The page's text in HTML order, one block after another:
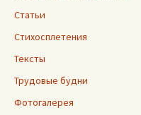
Статьи
Стихосплетения
Тексты
Трудовые будни
Фотогалерея